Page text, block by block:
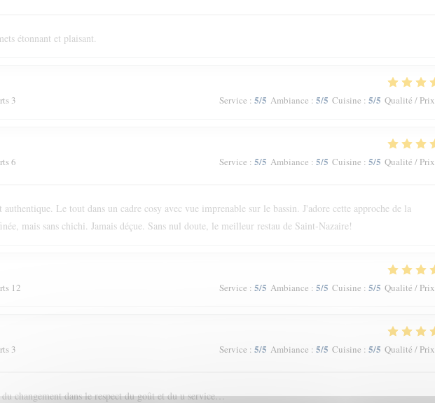
étonnant et plaisant.
3 Service : 5/5 Ambiance : 5/5 Cuisine : 5/5 Qualité / Prix
6 Service : 5/5 Ambiance : 5/5 Cuisine : 5/5 Qualité / Prix
Le tout dans un cadre cosy avec vue imprenable sur le bassin. J'adore cette approche de la
mais sans chichi. Jamais déçue. Sans nul doute, le meilleur restau de Saint-Nazaire!
12 Service : 5/5 Ambiance : 5/5 Cuisine : 5/5 Qualité / Prix
3 Service : 5/5 Ambiance : 5/5 Cuisine : 5/5 Qualité / Prix
changement dans le respect du goût et du u service…